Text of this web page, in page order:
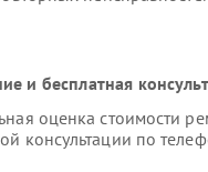
и бесплатная
оценка стоимости
консультации по